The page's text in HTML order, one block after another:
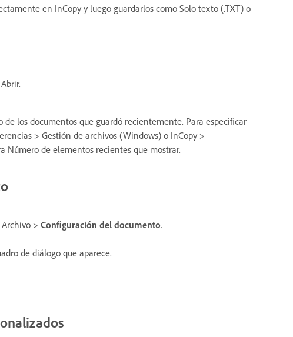
en InCopy y luego guardarlos como Solo texto (.TXT) o
los documentos que guardó recientemente. Para especificar
> Gestión de archivos (Windows) o InCopy >
Número de elementos recientes que mostrar.
> Configuración del documento.
de diálogo que aparece.